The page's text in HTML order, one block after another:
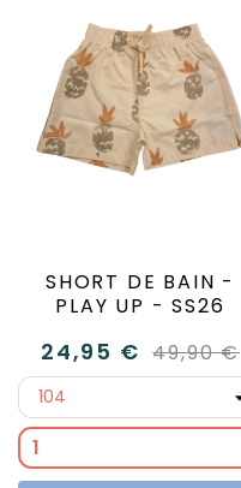
SHORT DE BAIN -
PLAY UP - SS26
24,95 € 49,90 €